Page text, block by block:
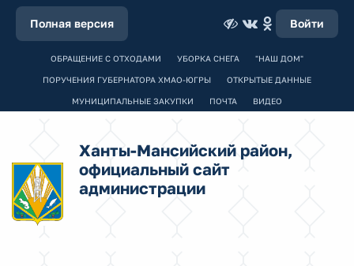
Полная версия Войти
ОБРАЩЕНИЕ С ОТХОДАМИ УБОРКА СНЕГА "НАШ ДОМ"
ПОРУЧЕНИЯ ГУБЕРНАТОРА ХМАО-ЮГРЫ ОТКРЫТЫЕ ДАННЫЕ
МУНИЦИПАЛЬНЫЕ ЗАКУПКИ ПОЧТА ВИДЕО
Ханты-Мансийский район,
официальный сайт
администрации